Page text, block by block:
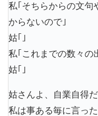
私｢そちらからの文句
からないので｣
姑｢｣
私｢これまでの数々の
姑｢｣
姑さんよ、自業自得だ
私は事ある毎に言っ